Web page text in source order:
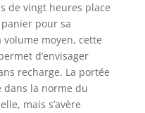
de vingt heures place
pour sa
volume moyen, cette
d’envisager
recharge. La portée
dans la norme du
mais s’avère